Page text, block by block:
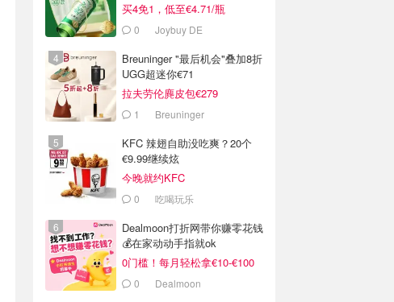
买4免1，低至€4.71/瓶
0 Joybuy DE
Breuninger "最后机会"叠加8折
UGG超迷你€71
拉夫劳伦麂皮包€279
1 Breuninger
KFC 辣翅自助没吃爽？20个
€9.99继续炫
今晚就约KFC
0 吃喝玩乐
Dealmoon打折网带你赚零花钱
💰在家动动手指就ok
0门槛！每月轻松拿€10-€100
0 Dealmoon